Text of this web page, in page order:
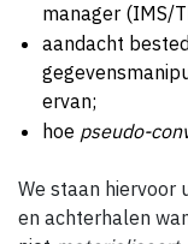
manager (IMS/
aandacht
ervan;
hoe pseudo-
We staan hiervoor
en achterhalen